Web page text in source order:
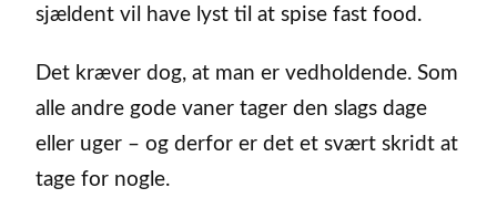
sjældent vil have lyst til at spise fast food.
Det kræver dog, at man er vedholdende. Som
alle andre gode vaner tager den slags dage
eller uger – og derfor er det et svært skridt at
tage for nogle.